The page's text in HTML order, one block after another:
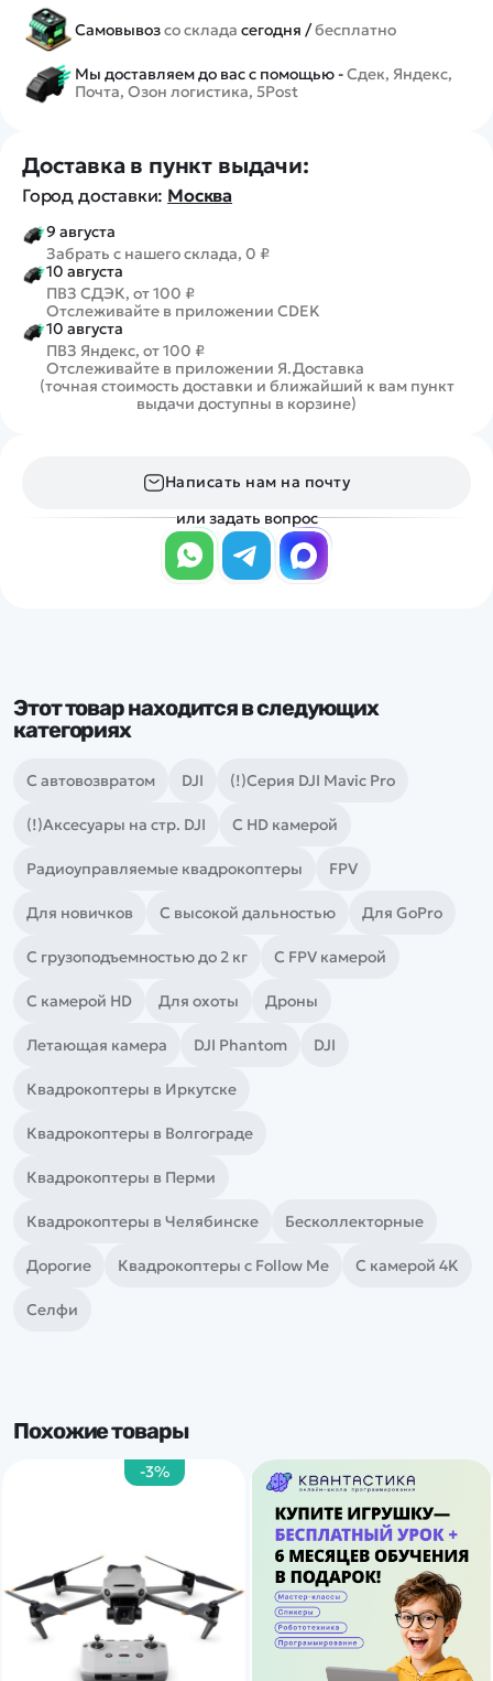
Самовывозсо склада сегодня /бесплатно
Мы доставляем до вас с помощью -Сдек, Яндекс,
Почта, Озон логистика, 5Post
Доставка в пункт выдачи:
Город доставки: Москва
9 августа
Забрать с нашего склада, 0 ₽
10 августа
ПВЗ СДЭК, от 100 ₽
Отслеживайте в приложении CDEK
10 августа
ПВЗ Яндекс, от 100 ₽
Отслеживайте в приложении Я.Доставка
(точная стоимость доставки и ближайший к вам пункт
выдачи доступны в корзине)
Написать нам на почту
или задать вопрос
Этот товар находится в следующих
категориях
С автовозвратом DJI (!)Серия DJI Mavic Pro
(!)Аксесуары на стр. DJI С HD камерой
Радиоуправляемые квадрокоптеры FPV
Для новичков С высокой дальностью Для GoPro
С грузоподъемностью до 2 кг С FPV камерой
С камерой HD Для охоты Дроны
Летающая камера DJI Phantom DJI
Квадрокоптеры в Иркутске
Квадрокоптеры в Волгограде
Квадрокоптеры в Перми
Квадрокоптеры в Челябинске Бесколлекторные
Дорогие Квадрокоптеры с Follow Me С камерой 4K
Селфи
Похожие товары
-3%